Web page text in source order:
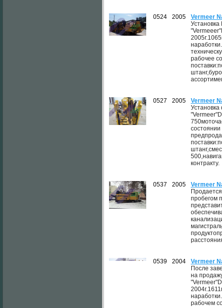
0524 2005
Vermeer
рабочее
0527 2005
Vermeer
контракту.
0537 2005
Vermeer
пробегом
0539 2004
Vermeer
После
на
рабочем